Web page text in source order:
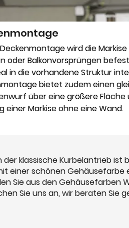
wird die
oder Balkonvorsprüngen
in die vorhandene Struktur
bietet zudem einen
über eine größere Fläche
einer Markise ohne eine Wand.
klassische Kurbelantrieb ist
einer schönen Gehäusefarbe
Sie aus den Gehäusefarben
Sie uns an, wir beraten Sie